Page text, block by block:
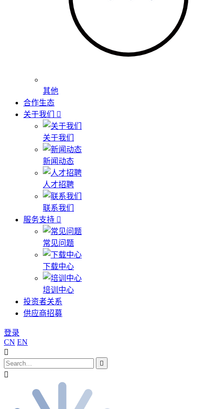
其他
合作生态
关于我们
关于我们
新闻动态
人才招聘
联系我们
服务支持
常见问题
下载中心
培训中心
投资者关系
供应商招募
登录
CN EN